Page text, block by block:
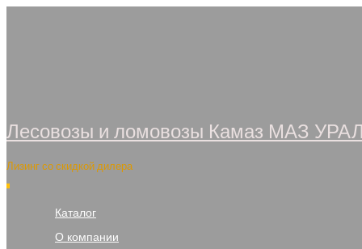
Лесовозы и ломовозы Камаз МАЗ
Лизинг со скидкой дилера
Каталог
О компании